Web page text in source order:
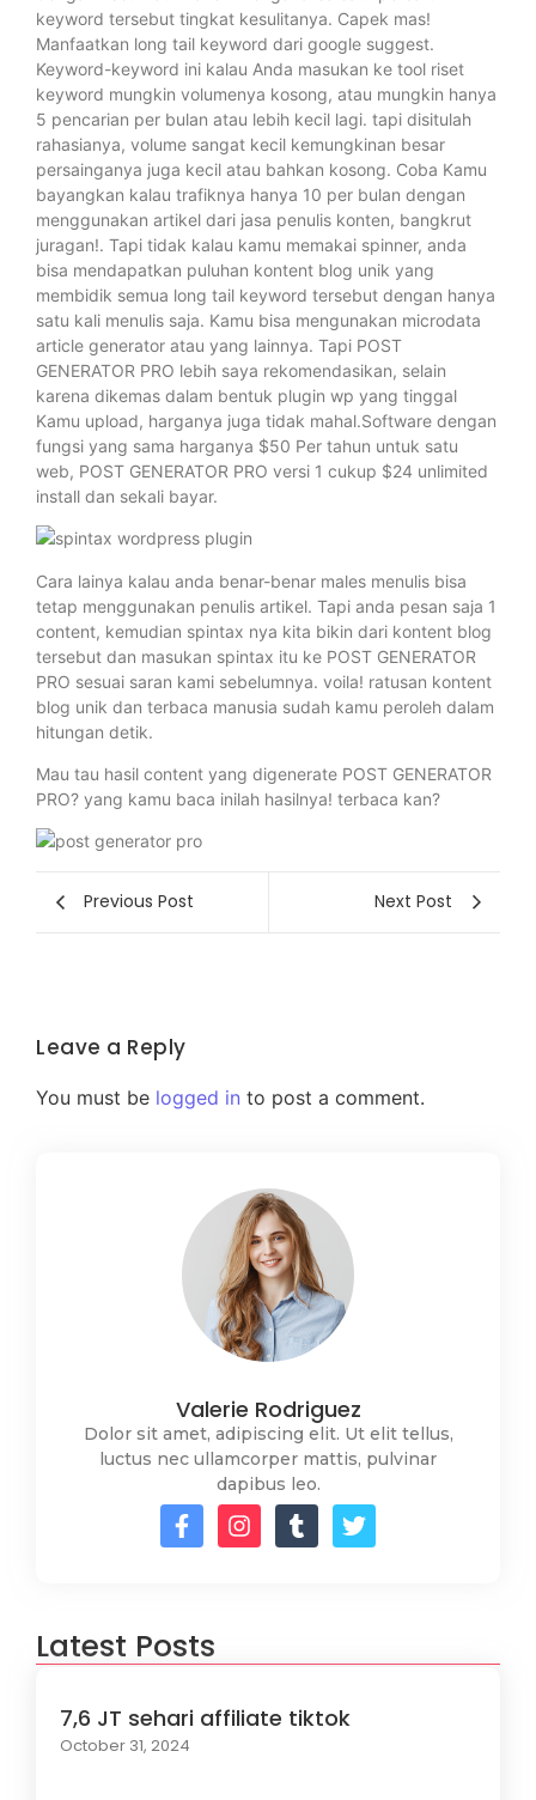
keyword tersebut tingkat kesulitanya. Capek mas!
Manfaatkan long tail keyword dari google suggest.
Keyword-keyword ini kalau Anda masukan ke tool riset
keyword mungkin volumenya kosong, atau mungkin hanya
5 pencarian per bulan atau lebih kecil lagi. tapi disitulah
rahasianya, volume sangat kecil kemungkinan besar
persainganya juga kecil atau bahkan kosong. Coba Kamu
bayangkan kalau trafiknya hanya 10 per bulan dengan
menggunakan artikel dari jasa penulis konten, bangkrut
juragan!. Tapi tidak kalau kamu memakai spinner, anda
bisa mendapatkan puluhan kontent blog unik yang
membidik semua long tail keyword tersebut dengan hanya
satu kali menulis saja. Kamu bisa mengunakan microdata
article generator atau yang lainnya. Tapi POST
GENERATOR PRO lebih saya rekomendasikan, selain
karena dikemas dalam bentuk plugin wp yang tinggal
Kamu upload, harganya juga tidak mahal.Software dengan
fungsi yang sama harganya $50 Per tahun untuk satu
web, POST GENERATOR PRO versi 1 cukup $24 unlimited
install dan sekali bayar.
Cara lainya kalau anda benar-benar males menulis bisa
tetap menggunakan penulis artikel. Tapi anda pesan saja 1
content, kemudian spintax nya kita bikin dari kontent blog
tersebut dan masukan spintax itu ke POST GENERATOR
PRO sesuai saran kami sebelumnya. voila! ratusan kontent
blog unik dan terbaca manusia sudah kamu peroleh dalam
hitungan detik.
Mau tau hasil content yang digenerate POST GENERATOR
PRO? yang kamu baca inilah hasilnya! terbaca kan?
Previous Post Next Post
Leave a Reply
You must be logged in to post a comment.
Valerie Rodriguez
Dolor sit amet, adipiscing elit. Ut elit tellus,
luctus nec ullamcorper mattis, pulvinar
dapibus leo.
Latest Posts
7,6 JT sehari affiliate tiktok
October 31, 2024